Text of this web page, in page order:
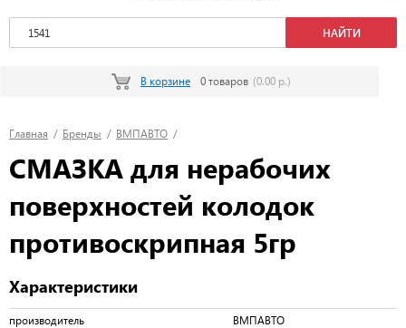
В корзине 0 товаров (0.00 р.)
Главная / Бренды / ВМПАВТО /
СМАЗКА для нерабочих
поверхностей колодок
противоскрипная 5гр
Характеристики
производитель ВМПАВТО